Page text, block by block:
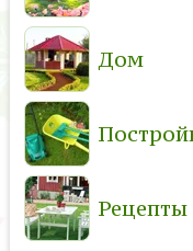
Дом
Рецепты